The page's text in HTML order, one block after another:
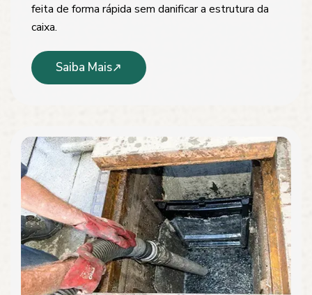
feita de forma rápida sem danificar a estrutura da
caixa.
Saiba Mais